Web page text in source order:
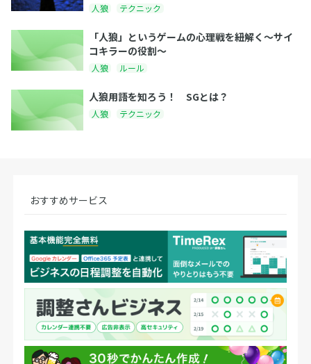
人狼 テクニック
「人狼」というゲームの心理戦を紐解く〜サイ
コキラーの役割〜
人狼 ルール
人狼用語を知ろう！ SGとは？
人狼 テクニック
おすすめサービス